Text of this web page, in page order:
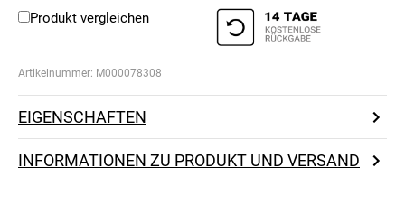
Produkt vergleichen
Artikelnummer: M000078308
EIGENSCHAFTEN
INFORMATIONEN ZU PRODUKT UND VERSAND